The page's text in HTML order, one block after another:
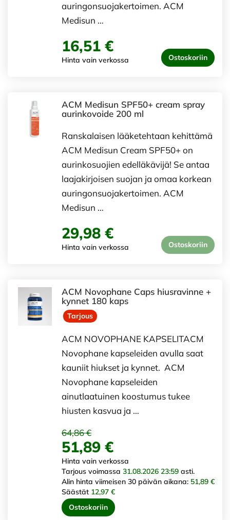
auringonsuojakertoimen. ACM
Medisun …
16,51 €
Hinta vain verkossa Ostoskoriin
ACM Medisun SPF50+ cream spray
aurinkovoide 200 ml
Ranskalaisen lääketehtaan kehittämä
ACM Medisun Cream SPF50+ on
aurinkosuojien edelläkävijä! Se antaa
laajakirjoisen suojan ja omaa korkean
auringonsuojakertoimen. ACM
Medisun …
29,98 €
Hinta vain verkossa Ostoskoriin
ACM Novophane Caps hiusravinne +
kynnet 180 kaps
Tarjous
ACM NOVOPHANE KAPSELITACM
Novophane kapseleiden avulla saat
kauniit hiukset ja kynnet. ACM
Novophane kapseleiden
ainutlaatuinen koostumus tukee
hiusten kasvua ja …
64,86 €
51,89 €
Hinta vain verkossa
Tarjous voimassa 31.08.2026 23:59 asti.
Alin hinta viimeisen 30 päivän aikana: 51,89 €
Säästät 12,97 €
Ostoskoriin